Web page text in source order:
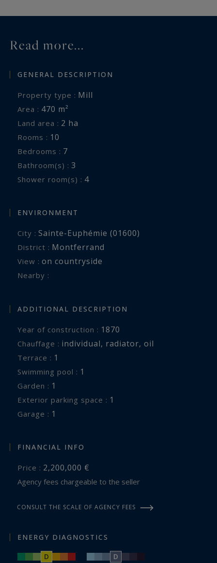
Read more...
GENERAL DESCRIPTION
Property type : Mill
Area : 470 m²
Land area : 2 ha
Rooms : 10
Bedrooms : 7
Bathroom(s) : 3
Shower room(s) : 4
ENVIRONMENT
City : Sainte-Euphémie (01600)
District : Montferrand
View : on countryside
Nearby :
ADDITIONAL DESCRIPTION
Year of construction : 1870
Chauffage : individual, radiator, oil
terrace : 1
swimming pool : 1
garden : 1
exterior parking space : 1
garage : 1
FINANCIAL INFO
Price : 2,200,000 €
Agency fees chargeable to the seller
CONSULT THE SCALE OF AGENCY FEES
ENERGY DIAGNOSTICS
D D